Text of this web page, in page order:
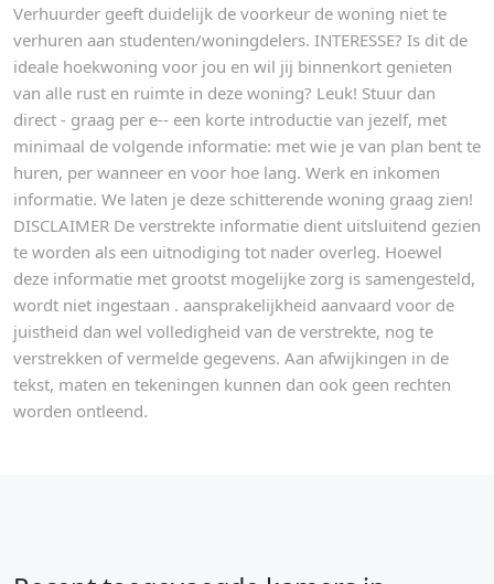
Verhuurder geeft duidelijk de voorkeur de woning niet te
verhuren aan studenten/woningdelers. INTERESSE? Is dit de
ideale hoekwoning voor jou en wil jij binnenkort genieten
van alle rust en ruimte in deze woning? Leuk! Stuur dan
direct - graag per e-- een korte introductie van jezelf, met
minimaal de volgende informatie: met wie je van plan bent te
huren, per wanneer en voor hoe lang. Werk en inkomen
informatie. We laten je deze schitterende woning graag zien!
DISCLAIMER De verstrekte informatie dient uitsluitend gezien
te worden als een uitnodiging tot nader overleg. Hoewel
deze informatie met grootst mogelijke zorg is samengesteld,
wordt niet ingestaan . aansprakelijkheid aanvaard voor de
juistheid dan wel volledigheid van de verstrekte, nog te
verstrekken of vermelde gegevens. Aan afwijkingen in de
tekst, maten en tekeningen kunnen dan ook geen rechten
worden ontleend.